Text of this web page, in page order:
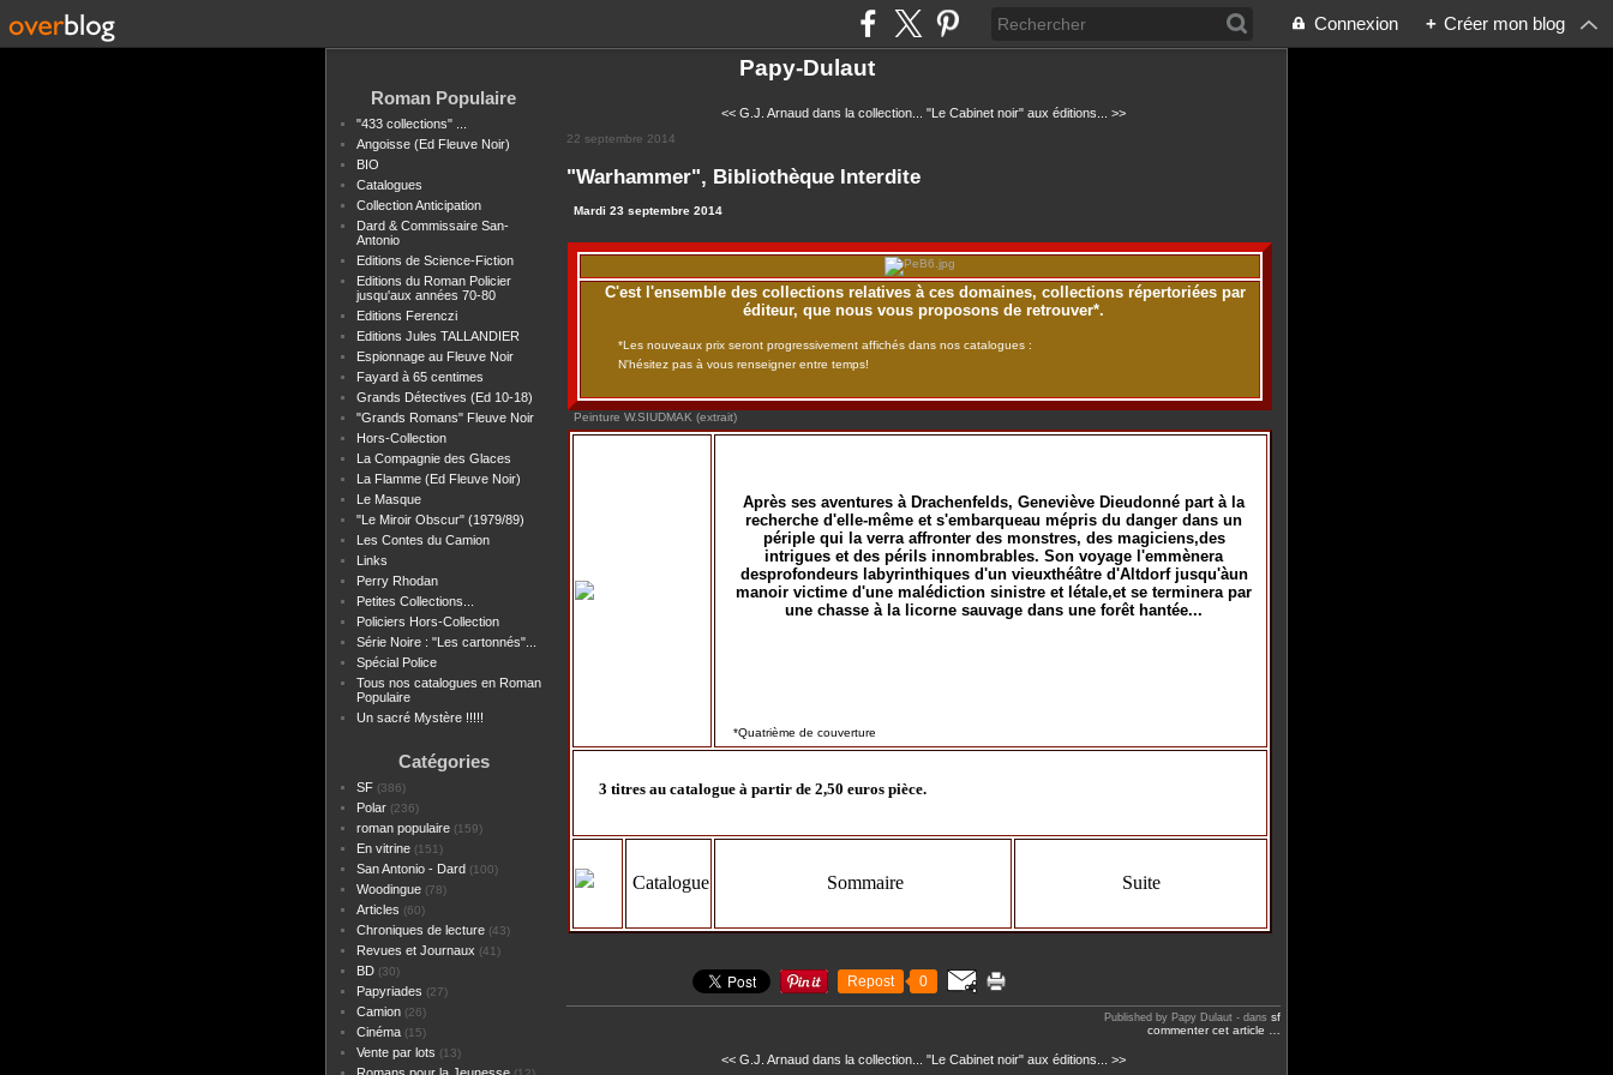
Connexion + Créer mon blog
Papy-Dulaut
Roman Populaire
"433 collections" ...
Angoisse (Ed Fleuve Noir)
BIO
Catalogues
Collection Anticipation
Dard & Commissaire San-
Antonio
Editions de Science-Fiction
Editions du Roman Policier
jusqu'aux années 70-80
Editions Ferenczi
Editions Jules TALLANDIER
Espionnage au Fleuve Noir
Fayard à 65 centimes
Grands Détectives (Ed 10-18)
"Grands Romans" Fleuve Noir
Hors-Collection
La Compagnie des Glaces
La Flamme (Ed Fleuve Noir)
Le Masque
"Le Miroir Obscur" (1979/89)
Les Contes du Camion
Links
Perry Rhodan
Petites Collections...
Policiers Hors-Collection
Série Noire : "Les cartonnés"...
Spécial Police
Tous nos catalogues en Roman
Populaire
Un sacré Mystère !!!!!
Catégories
SF (386)
Polar (236)
roman populaire (159)
En vitrine (151)
San Antonio - Dard (100)
Woodingue (78)
Articles (60)
Chroniques de lecture (43)
Revues et Journaux (41)
BD (30)
Papyriades (27)
Camion (26)
Cinéma (15)
Vente par lots (13)
<< G.J. Arnaud dans la collection... "Le Cabinet noir" aux éditions... >>
22 septembre 2014
"Warhammer", Bibliothèque Interdite
Mardi 23 septembre 2014
C'est l'ensemble des collections relatives à ces domaines, collections répertoriées par
éditeur, que nous vous proposons de retrouver*.
*Les nouveaux prix seront progressivement affichés dans nos catalogues :
N'hésitez pas à vous renseigner entre temps!
Peinture W.SIUDMAK (extrait)
Après ses aventures à Drachenfelds, Geneviève Dieudonné part à la
recherche d'elle-même et s'embarqueau mépris du danger dans un
périple qui la verra affronter des monstres, des magiciens,des
intrigues et des périls innombrables. Son voyage l'emmènera
desprofondeurs labyrinthiques d'un vieuxthéâtre d'Altdorf jusqu'àun
manoir victime d'une malédiction sinistre et létale,et se terminera par
une chasse à la licorne sauvage dans une forêt hantée...
*Quatrième de couverture
3 titres au catalogue à partir de 2,50 euros pièce.
Catalogue Sommaire Suite
Repost 0
Published by Papy Dulaut - dans sf
commenter cet article
<< G.J. Arnaud dans la collection... "Le Cabinet noir" aux éditions... >>